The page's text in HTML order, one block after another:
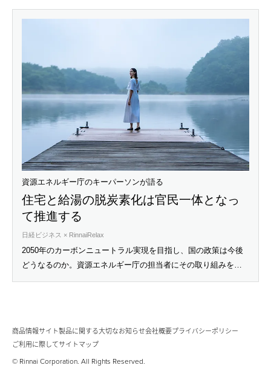
資源エネルギー庁のキーパーソンが語る
住宅と給湯の脱炭素化は官民一体となっ
て推進する
日経ビジネス × RinnaiRelax
2050年のカーボンニュートラル実現を目指し、国の政策は今後
どうなるのか。資源エネルギー庁の担当者にその取り組みを聞
商品情報サイト製品に関する大切なお知らせ会社概要プライバシーポリシー
ご利用に際してサイトマップ
© Rinnai Corporation. All Rights Reserved.